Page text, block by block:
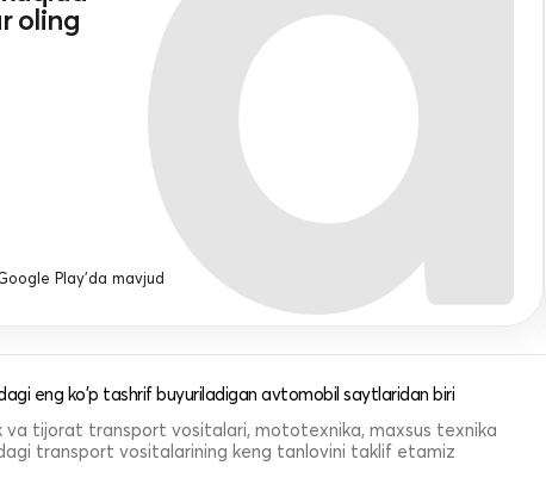
oling
Play'da mavjud
eng ko'p tashrif buyuriladigan avtomobil saytlaridan biri
va tijorat transport vositalari, mototexnika, maxsus texnika
transport vositalarining keng tanlovini taklif etamiz